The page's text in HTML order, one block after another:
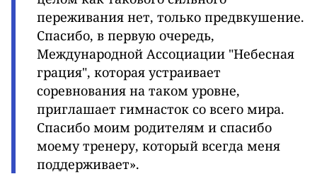
переживания нет, только предвкушение.
Спасибо, в первую очередь,
Международной Ассоциации "Небесная
грация", которая устраивает
соревнования на таком уровне,
приглашает гимнасток со всего мира.
Спасибо моим родителям и спасибо
моему тренеру, который всегда меня
поддерживает».